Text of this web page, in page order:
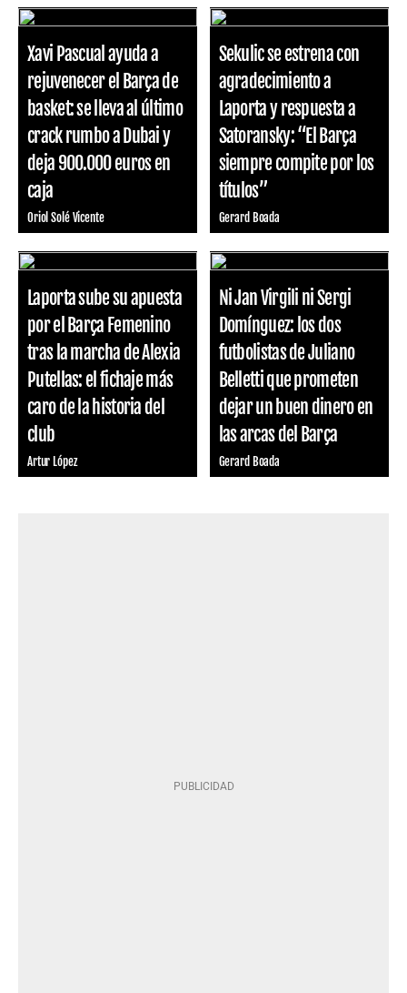
Xavi Pascual ayuda a
rejuvenecer el Barça de
basket: se lleva al último
crack rumbo a Dubai y
deja 900.000 euros en
caja
Oriol Solé Vicente
Sekulic se estrena con
agradecimiento a
Laporta y respuesta a
Satoransky: “El Barça
siempre compite por los
títulos”
Gerard Boada
Laporta sube su apuesta
por el Barça Femenino
tras la marcha de Alexia
Putellas: el fichaje más
caro de la historia del
club
Artur López
Ni Jan Virgili ni Sergi
Domínguez: los dos
futbolistas de Juliano
Belletti que prometen
dejar un buen dinero en
las arcas del Barça
Gerard Boada